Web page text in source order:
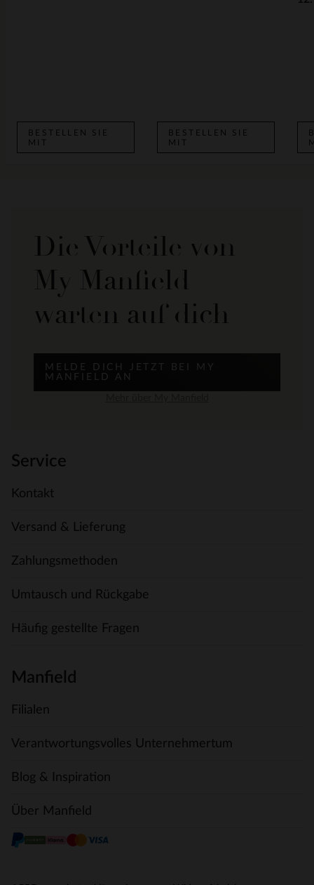
BESTELLEN SIE
MIT
BESTELLEN SIE
MIT
Die Vorteile von
My Manfield
warten auf dich
MELDE DICH JETZT BEI MY
MANFIELD AN
Service
Kontakt
Versand & Lieferung
Zahlungsmethoden
Umtausch und Rückgabe
Häufig gestellte Fragen
Manfield
Filialen
Verantwortungsvolles Unternehmertum
Blog & Inspiration
Über Manfield